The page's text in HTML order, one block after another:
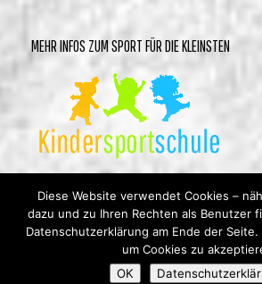
MEHR INFOS ZUM SPORT FÜR DIE KLEINSTEN
© Heidelberger Turnverein 1846
Diese Website verwendet Cookies –
dazu und zu Ihren Rechten als Benutzer
Datenschutzerklärung am Ende der Seite.
um Cookies zu
OK